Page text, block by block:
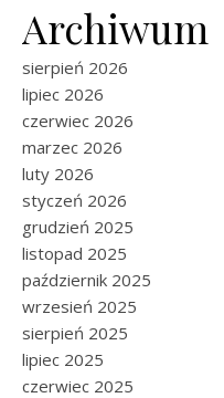
Archiwum
sierpień 2026
lipiec 2026
czerwiec 2026
marzec 2026
luty 2026
styczeń 2026
grudzień 2025
listopad 2025
październik 2025
wrzesień 2025
sierpień 2025
lipiec 2025
czerwiec 2025